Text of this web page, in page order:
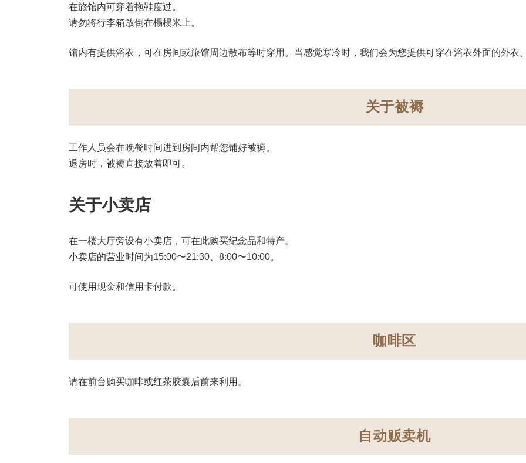
在旅馆内可穿着拖鞋度过。
请勿将行李箱放倒在榻榻米上。
馆内有提供浴衣，可在房间或旅馆周边散布等时穿用。当感觉寒冷时，我们会为您提供可穿在浴衣外面的外衣
关于被褥
工作人员会在晚餐时间进到房间内帮您铺好被褥。
退房时，被褥直接放着即可。
关于小卖店
在一楼大厅旁设有小卖店，可在此购买纪念品和特产。
小卖店的营业时间为15:00〜21:30、8:00〜10:00。
可使用现金和信用卡付款。
咖啡区
请在前台购买咖啡或红茶胶囊后前来利用。
自动贩卖机